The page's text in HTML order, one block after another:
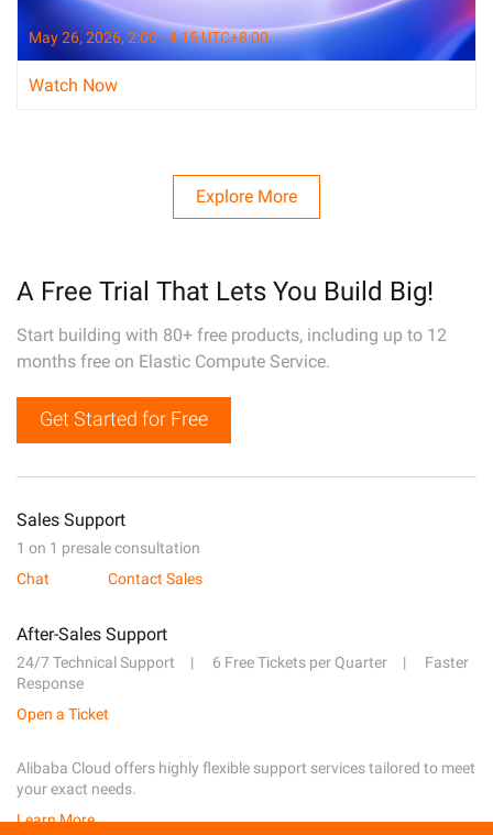
May 26, 2026, 2:00 - 4:15 UTC+8:00
Watch Now
Explore More
A Free Trial That Lets You Build Big!
Start building with 80+ free products, including up to 12
months free on Elastic Compute Service.
Get Started for Free
Sales Support
1 on 1 presale consultation
Chat
Contact Sales
After-Sales Support
24/7 Technical Support 6 Free Tickets per Quarter
Faster
Response
Open a Ticket
Alibaba Cloud offers highly flexible support services tailored to meet
your exact needs.
Learn More